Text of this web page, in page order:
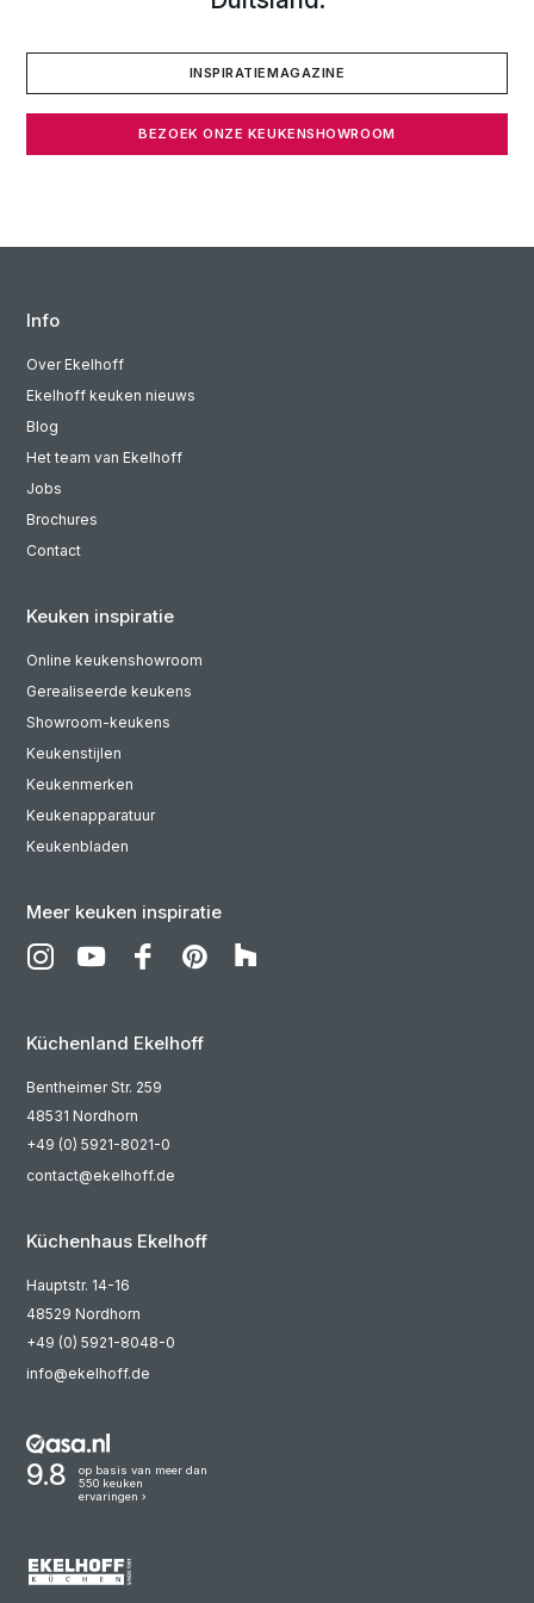
INSPIRATIEMAGAZINE
BEZOEK ONZE KEUKENSHOWROOM
Info
Over Ekelhoff
Ekelhoff keuken nieuws
Blog
Het team van Ekelhoff
Jobs
Brochures
Contact
Keuken inspiratie
Online keukenshowroom
Gerealiseerde keukens
Showroom-keukens
Keukenstijlen
Keukenmerken
Keukenapparatuur
Keukenbladen
Meer keuken inspiratie
Küchenland Ekelhoff
Bentheimer Str. 259
48531 Nordhorn
+49 (0) 5921-8021-0
contact@ekelhoff.de
Küchenhaus Ekelhoff
Hauptstr. 14-16
48529 Nordhorn
+49 (0) 5921-8048-0
info@ekelhoff.de
9.8
op basis van meer dan
550 keuken
ervaringen